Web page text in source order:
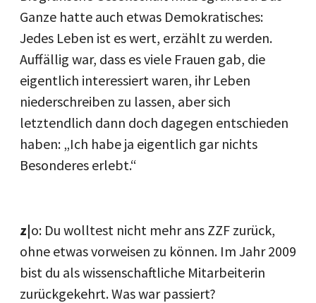
Ganze hatte auch etwas Demokratisches:
Jedes Leben ist es wert, erzählt zu werden.
Auffällig war, dass es viele Frauen gab, die
eigentlich interessiert waren, ihr Leben
niederschreiben zu lassen, aber sich
letztendlich dann doch dagegen entschieden
haben: „Ich habe ja eigentlich gar nichts
Besonderes erlebt.“
z|o: Du wolltest nicht mehr ans ZZF zurück,
ohne etwas vorweisen zu können. Im Jahr 2009
bist du als wissenschaftliche Mitarbeiterin
zurückgekehrt. Was war passiert?